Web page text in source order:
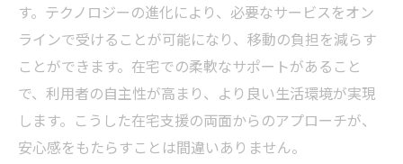
す。テクノロジーの進化により、必要なサービスをオン
ラインで受けることが可能になり、移動の負担を減らす
ことができます。在宅での柔軟なサポートがあること
で、利用者の自主性が高まり、より良い生活環境が実現
します。こうした在宅支援の両面からのアプローチが、
安心感をもたらすことは間違いありません。